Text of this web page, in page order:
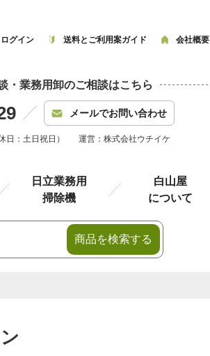
ログイン 送料とご利用案ガイド 会社概要
・業務用卸のご相談はこちら
メールでお問い合わせ
：土日祝日） 運営：株式会社ウチイケ
日立業務用
掃除機
白山屋
について
商品を検索する